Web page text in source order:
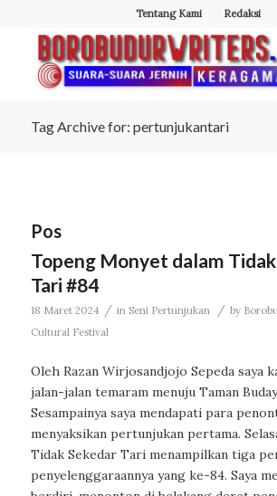
Tentang Kami Redaksi
Tag Archive for: pertunjukantari
Pos
Topeng Monyet dalam
Tari #84
18 Maret 2024 / in Seni Pertunjukan / by
Cultural Festival
Oleh Razan Wirjosandjojo Sepeda saya
jalan-jalan temaram menuju Taman
Sesampainya saya mendapati para
menyaksikan pertunjukan pertama.
Tidak Sekedar Tari menampilkan tiga
penyelenggaraannya yang ke-84. Saya